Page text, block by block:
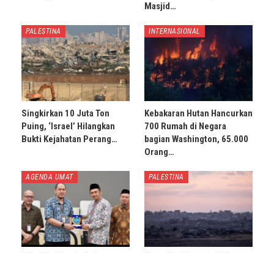
Masjid…
PALESTINA
Singkirkan 10 Juta Ton
Puing, ‘Israel’ Hilangkan
Bukti Kejahatan Perang…
INTERNASIONAL
Kebakaran Hutan Hancurkan
700 Rumah di Negara
bagian Washington, 65.000
Orang…
AGENDA UMAT PALESTINA